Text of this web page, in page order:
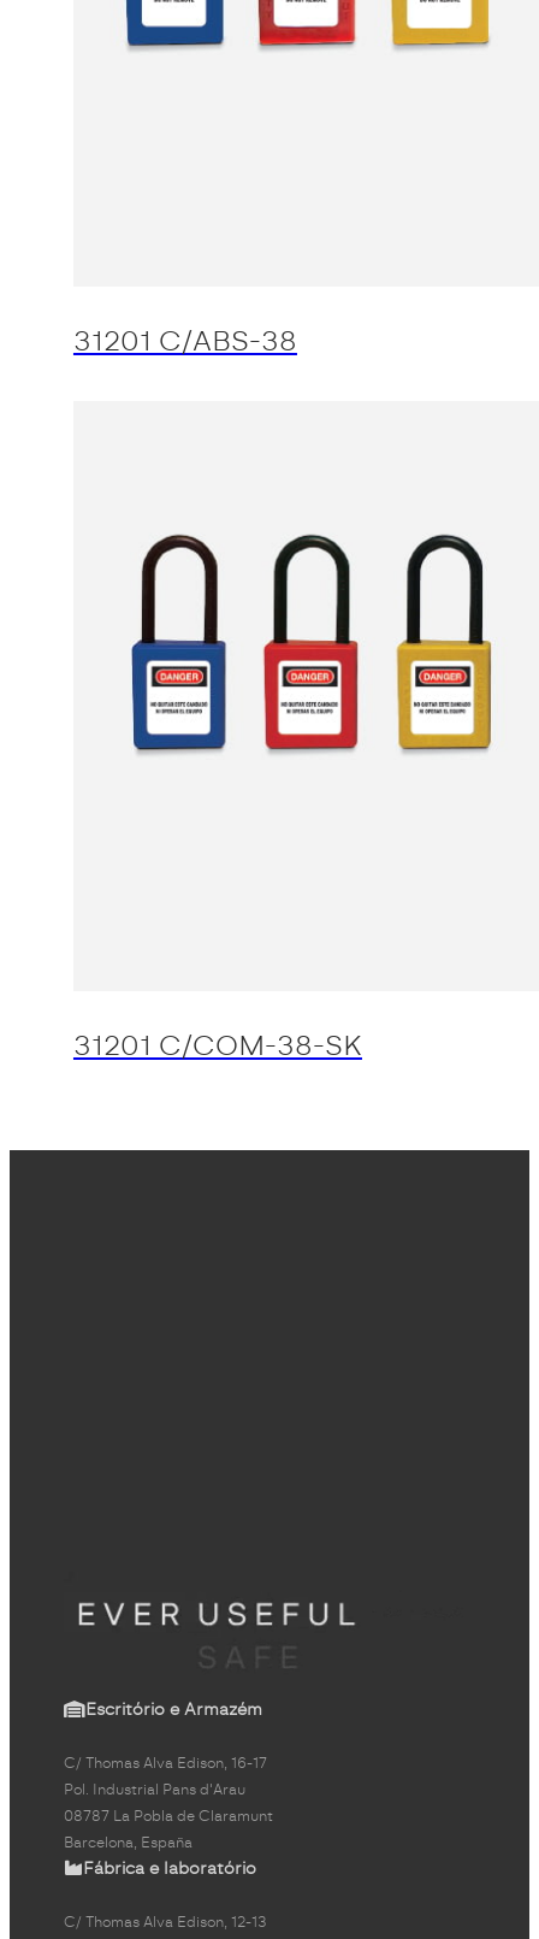
31201 C/ABS-38
31201 C/COM-38-SK
Escritório e Armazém
C/ Thomas Alva Edison, 16-17
Pol. Industrial Pans d'Arau
08787 La Pobla de Claramunt
Barcelona, España
Fábrica e laboratório
C/ Thomas Alva Edison, 12-13